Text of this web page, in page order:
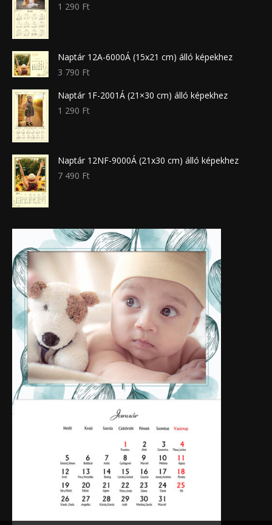
1 290 Ft
Naptár 12A-6000Á (15x21 cm) álló képekhez
3 790 Ft
Naptár 1F-2001Á (21×30 cm) álló képekhez
1 290 Ft
Naptár 12NF-9000Á (21x30 cm) álló képekhez
7 490 Ft